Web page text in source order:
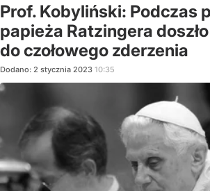
Prof. Kobyliński: Podczas
papieża Ratzingera doszło
do czołowego zderzenia
Dodano: 2 stycznia 2023 10:35